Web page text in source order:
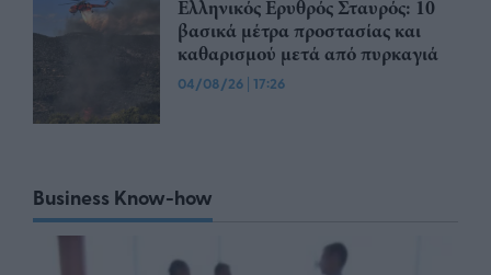
Ελληνικός Ερυθρός Σταυρός: 10
βασικά μέτρα προστασίας και
καθαρισμού μετά από πυρκαγιά
04/08/26 | 17:26
Business Know-how